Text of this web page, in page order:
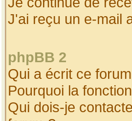
J'ai reçu un e-mail
phpBB 2
Qui a écrit ce
Pourquoi la
Qui dois-je